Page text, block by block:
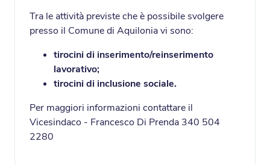
Tra le attività previste che è possibile svolgere
presso il Comune di Aquilonia vi sono:
tirocini di inserimento/reinserimento
lavorativo;
tirocini di inclusione sociale.
Per maggiori informazioni contattare il
Vicesindaco - Francesco Di Prenda 340 504
2280